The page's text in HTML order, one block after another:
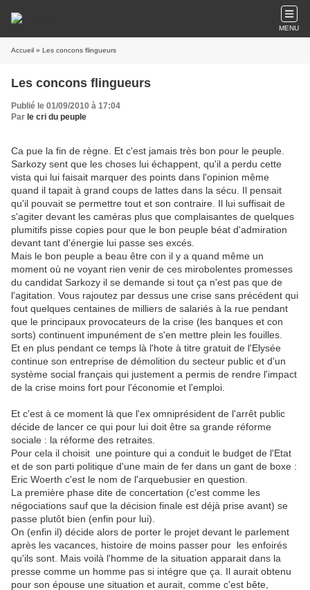
MENU
Accueil » Les concons flingueurs
Les concons flingueurs
Publié le 01/09/2010 à 17:04
Par le cri du peuple
Ca pue la fin de règne. Et c'est jamais très bon pour le peuple.
Sarkozy sent que les choses lui échappent, qu'il a perdu cette
vista qui lui faisait marquer des points dans l'opinion même
quand il tapait à grand coups de lattes dans la sécu. Il pensait
qu'il pouvait se permettre tout et son contraire. Il lui suffisait de
s'agiter devant les caméras plus que complaisantes de quelques
plumitifs pisse copies pour que le bon peuple béat d'admiration
devant tant d'énergie lui passe ses excés.
Mais le bon peuple a beau être con il y a quand même un
moment où ne voyant rien venir de ces mirobolentes promesses
du candidat Sarkozy il se demande si tout ça n'est pas que de
l'agitation. Vous rajoutez par dessus une crise sans précédent qui
fout quelques centaines de milliers de salariés à la rue pendant
que le principaux provocateurs de la crise (les banques et con
sorts) continuent impunément de s'en mettre plein les fouilles.
Et en plus pendant ce temps là l'hote à titre gratuit de l'Elysée
continue son entreprise de démolition du secteur public et d'un
système social français qui justement a permis de rendre l'impact
de la crise moins fort pour l'économie et l'emploi.
Et c'est à ce moment là que l'ex omniprésident de l'arrêt public
décide de lancer ce qui pour lui doit être sa grande réforme
sociale : la réforme des retraites.
Pour cela il choisit une pointure qui a conduit le budget de l'Etat
et de son parti politique d'une main de fer dans un gant de boxe :
Eric Woerth c'est le nom de l'arquebusier en question.
La première phase dite de concertation (c'est comme les
négociations sauf que la décision finale est déjà prise avant) se
passe plutôt bien (enfin pour lui).
On (enfin il) décide alors de porter le projet devant le parlement
après les vacances, histoire de moins passer pour les enfoirés
qu'ils sont. Mais voilà l'homme de la situation apparait dans la
presse comme un homme pas si intégre que ça. Il aurait obtenu
pour son épouse une situation et aurait, comme c'est bête,